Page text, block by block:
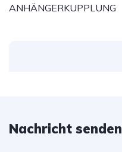
ANHÄNGERKUPPLUNG
Nachricht senden